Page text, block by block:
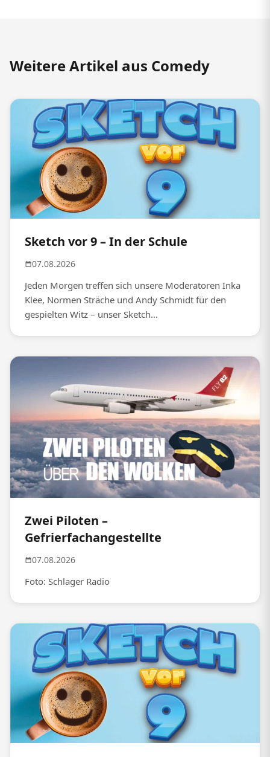
Weitere Artikel aus Comedy
Sketch vor 9 – In der Schule
07.08.2026
Jeden Morgen treffen sich unsere Moderatoren Inka
Klee, Normen Sträche und Andy Schmidt für den
gespielten Witz – unser Sketch...
Zwei Piloten –
Gefrierfachangestellte
07.08.2026
Foto: Schlager Radio